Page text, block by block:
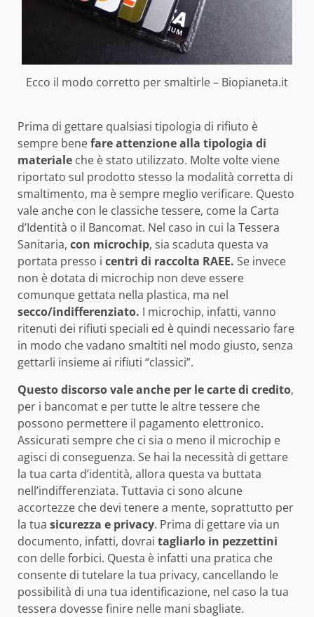
Ecco il modo corretto per smaltirle – Biopianeta.it
Prima di gettare qualsiasi tipologia di rifiuto è
sempre benefare attenzione alla tipologia di
materiale che è stato utilizzato. Molte volte viene
riportato sul prodotto stesso la modalità corretta di
smaltimento, ma è sempre meglio verificare. Questo
vale anche con le classiche tessere, come la Carta
d’Identità o il Bancomat. Nel caso in cui la Tessera
Sanitaria, con microchip, sia scaduta questa va
portata presso i centri di raccolta RAEE. Se invece
non è dotata di microchip non deve essere
comunque gettata nella plastica, ma nel
secco/indifferenziato. I microchip, infatti, vanno
ritenuti dei rifiuti speciali ed è quindi necessario fare
in modo che vadano smaltiti nel modo giusto, senza
gettarli insieme ai rifiuti “classici”.
Questo discorso vale anche per le carte di credito,
per i bancomat e per tutte le altre tessere che
possono permettere il pagamento elettronico.
Assicurati sempre che ci sia o meno il microchip e
agisci di conseguenza. Se hai la necessità di gettare
la tua carta d’identità, allora questa va buttata
nell’indifferenziata. Tuttavia ci sono alcune
accortezze che devi tenere a mente, soprattutto per
la tua sicurezza e privacy. Prima di gettare via un
documento, infatti, dovrai tagliarlo in pezzettini
con delle forbici. Questa è infatti una pratica che
consente di tutelare la tua privacy, cancellando le
possibilità di una tua identificazione, nel caso la tua
tessera dovesse finire nelle mani sbagliate.